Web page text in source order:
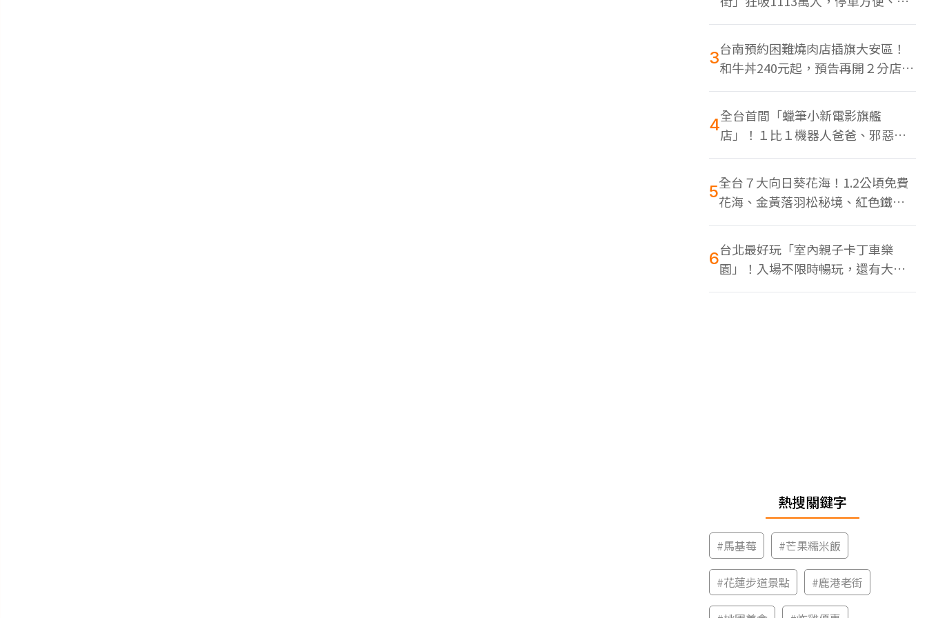
色美食多
3台南預約困難燒肉店插旗大安區！
和牛丼240元起，預告再開２分店、
地點曝光
4全台首間「蠟筆小新電影旗艦
店」！１比１機器人爸爸、邪惡正
男，百款周邊買翻
5全台７大向日葵花海！1.2公頃免費
花海、金黃落羽松秘境、紅色鐵橋
同框
6台北最好玩「室內親子卡丁車樂
園」！入場不限時暢玩，還有大螢
幕Switch遊戲區
熱搜關鍵字
#馬基莓 #芒果糯米飯
#花蓮步道景點 #鹿港老街